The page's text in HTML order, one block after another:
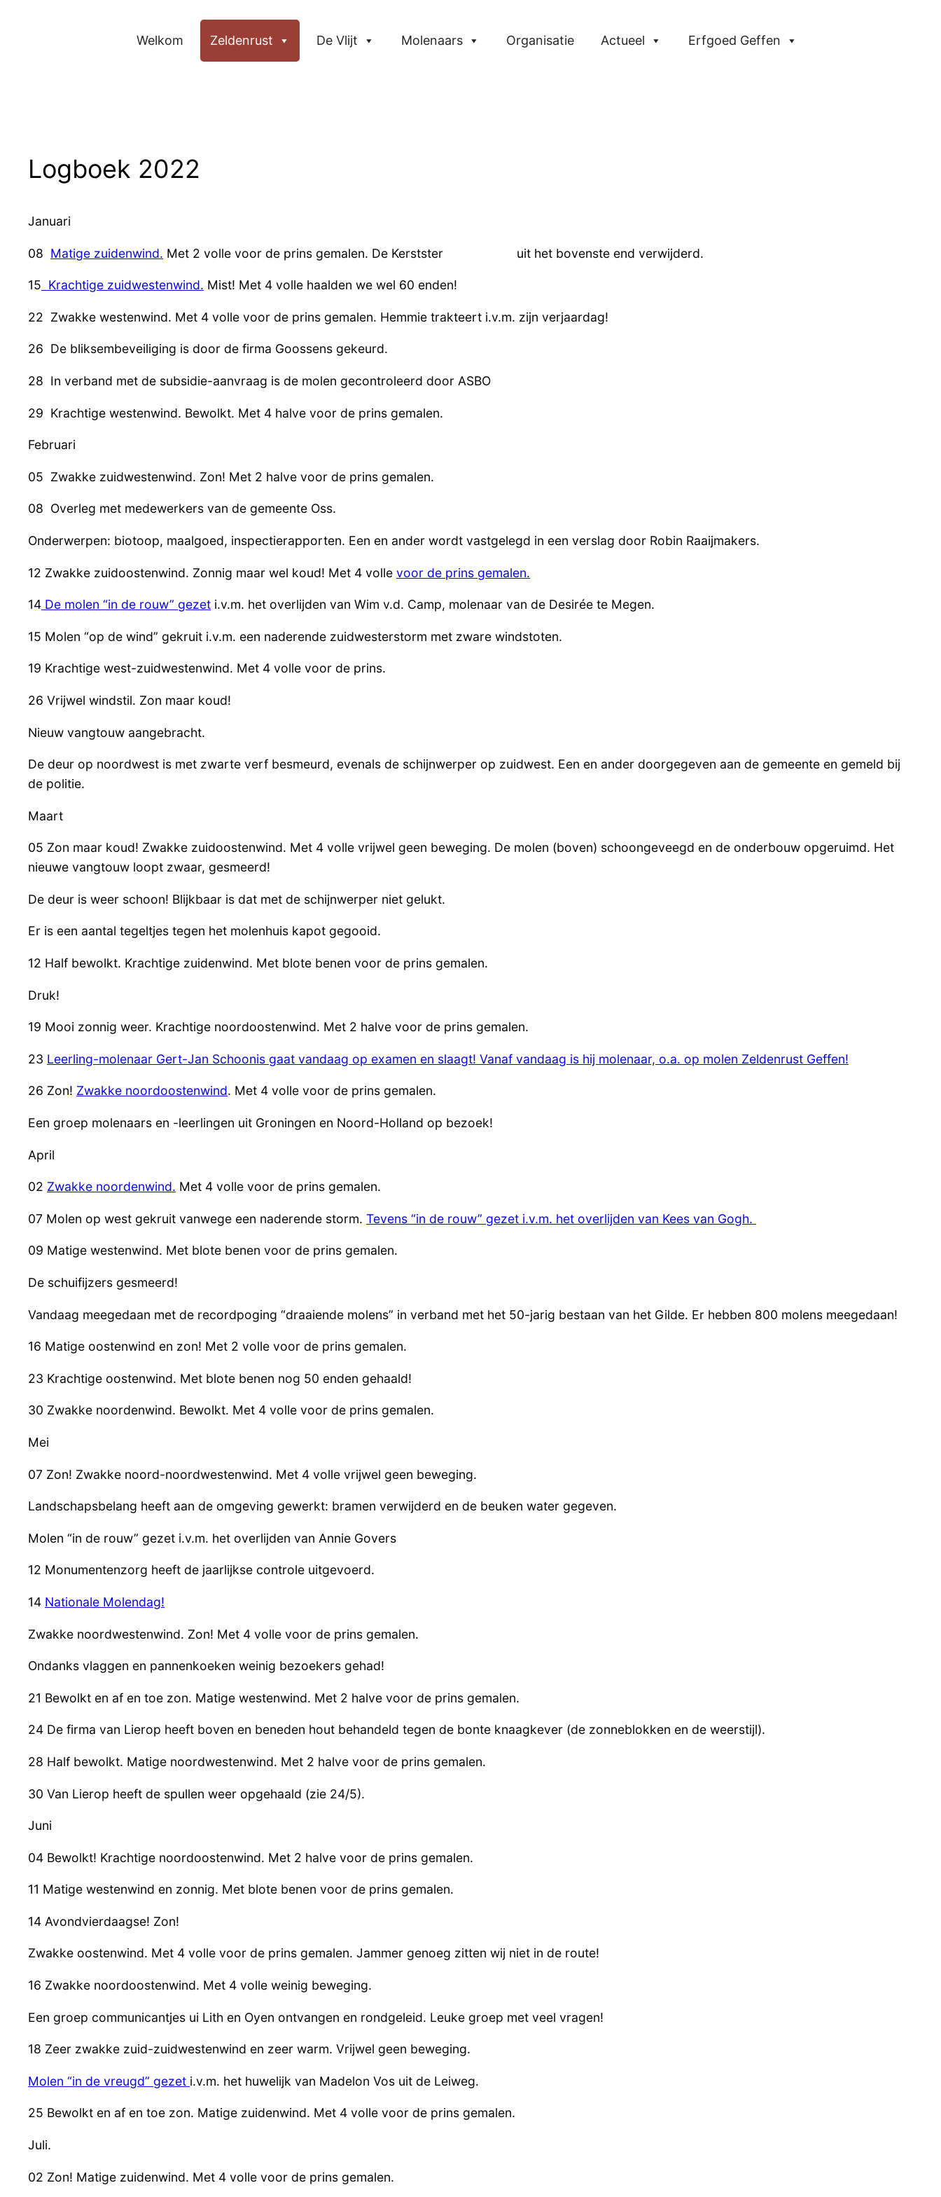
Welkom Zeldenrust De Vlijt Molenaars Organisatie Actueel Erfgoed Geffen
Logboek 2022
Januari
08 Matige zuidenwind. Met 2 volle voor de prins gemalen. De Kerstster uit het bovenste end verwijderd.
15 Krachtige zuidwestenwind. Mist! Met 4 volle haalden we wel 60 enden!
22 Zwakke westenwind. Met 4 volle voor de prins gemalen. Hemmie trakteert i.v.m. zijn verjaardag!
26 De bliksembeveiliging is door de firma Goossens gekeurd.
28 In verband met de subsidie-aanvraag is de molen gecontroleerd door ASBO
29 Krachtige westenwind. Bewolkt. Met 4 halve voor de prins gemalen.
Februari
05 Zwakke zuidwestenwind. Zon! Met 2 halve voor de prins gemalen.
08 Overleg met medewerkers van de gemeente Oss.
Onderwerpen: biotoop, maalgoed, inspectierapporten. Een en ander wordt vastgelegd in een verslag door Robin Raaijmakers.
12 Zwakke zuidoostenwind. Zonnig maar wel koud! Met 4 volle voor de prins gemalen.
14 De molen “in de rouw” gezet i.v.m. het overlijden van Wim v.d. Camp, molenaar van de Desirée te Megen.
15 Molen “op de wind” gekruit i.v.m. een naderende zuidwesterstorm met zware windstoten.
19 Krachtige west-zuidwestenwind. Met 4 volle voor de prins.
26 Vrijwel windstil. Zon maar koud!
Nieuw vangtouw aangebracht.
De deur op noordwest is met zwarte verf besmeurd, evenals de schijnwerper op zuidwest. Een en ander doorgegeven aan de gemeente en gemeld bij
de politie.
Maart
05 Zon maar koud! Zwakke zuidoostenwind. Met 4 volle vrijwel geen beweging. De molen (boven) schoongeveegd en de onderbouw opgeruimd. Het
nieuwe vangtouw loopt zwaar, gesmeerd!
De deur is weer schoon! Blijkbaar is dat met de schijnwerper niet gelukt.
Er is een aantal tegeltjes tegen het molenhuis kapot gegooid.
12 Half bewolkt. Krachtige zuidenwind. Met blote benen voor de prins gemalen.
Druk!
19 Mooi zonnig weer. Krachtige noordoostenwind. Met 2 halve voor de prins gemalen.
23 Leerling-molenaar Gert-Jan Schoonis gaat vandaag op examen en slaagt! Vanaf vandaag is hij molenaar, o.a. op molen Zeldenrust Geffen!
26 Zon! Zwakke noordoostenwind. Met 4 volle voor de prins gemalen.
Een groep molenaars en -leerlingen uit Groningen en Noord-Holland op bezoek!
April
02 Zwakke noordenwind. Met 4 volle voor de prins gemalen.
07 Molen op west gekruit vanwege een naderende storm. Tevens “in de rouw” gezet i.v.m. het overlijden van Kees van Gogh.
09 Matige westenwind. Met blote benen voor de prins gemalen.
De schuifijzers gesmeerd!
Vandaag meegedaan met de recordpoging “draaiende molens” in verband met het 50-jarig bestaan van het Gilde. Er hebben 800 molens meegedaan!
16 Matige oostenwind en zon! Met 2 volle voor de prins gemalen.
23 Krachtige oostenwind. Met blote benen nog 50 enden gehaald!
30 Zwakke noordenwind. Bewolkt. Met 4 volle voor de prins gemalen.
Mei
07 Zon! Zwakke noord-noordwestenwind. Met 4 volle vrijwel geen beweging.
Landschapsbelang heeft aan de omgeving gewerkt: bramen verwijderd en de beuken water gegeven.
Molen “in de rouw” gezet i.v.m. het overlijden van Annie Govers
12 Monumentenzorg heeft de jaarlijkse controle uitgevoerd.
14 Nationale Molendag!
Zwakke noordwestenwind. Zon! Met 4 volle voor de prins gemalen.
Ondanks vlaggen en pannenkoeken weinig bezoekers gehad!
21 Bewolkt en af en toe zon. Matige westenwind. Met 2 halve voor de prins gemalen.
24 De firma van Lierop heeft boven en beneden hout behandeld tegen de bonte knaagkever (de zonneblokken en de weerstijl).
28 Half bewolkt. Matige noordwestenwind. Met 2 halve voor de prins gemalen.
30 Van Lierop heeft de spullen weer opgehaald (zie 24/5).
Juni
04 Bewolkt! Krachtige noordoostenwind. Met 2 halve voor de prins gemalen.
11 Matige westenwind en zonnig. Met blote benen voor de prins gemalen.
14 Avondvierdaagse! Zon!
Zwakke oostenwind. Met 4 volle voor de prins gemalen. Jammer genoeg zitten wij niet in de route!
16 Zwakke noordoostenwind. Met 4 volle weinig beweging.
Een groep communicantjes ui Lith en Oyen ontvangen en rondgeleid. Leuke groep met veel vragen!
18 Zeer zwakke zuid-zuidwestenwind en zeer warm. Vrijwel geen beweging.
Molen “in de vreugd” gezet i.v.m. het huwelijk van Madelon Vos uit de Leiweg.
25 Bewolkt en af en toe zon. Matige zuidenwind. Met 4 volle voor de prins gemalen.
Juli.
02 Zon! Matige zuidenwind. Met 4 volle voor de prins gemalen.